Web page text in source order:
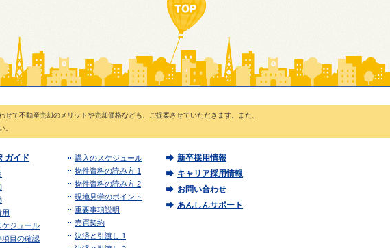
て不動産売却のメリットや売却価格なども、ご提案させていただきます。また、
。
ガイド
用
ケジュール
項目の確認
購入のスケジュール
物件資料の読み方 1
物件資料の読み方 2
現地見学のポイント
重要事項説明
売買契約
決済と引渡し 1
新卒採用情報
キャリア採用情報
お問い合わせ
あんしんサポート